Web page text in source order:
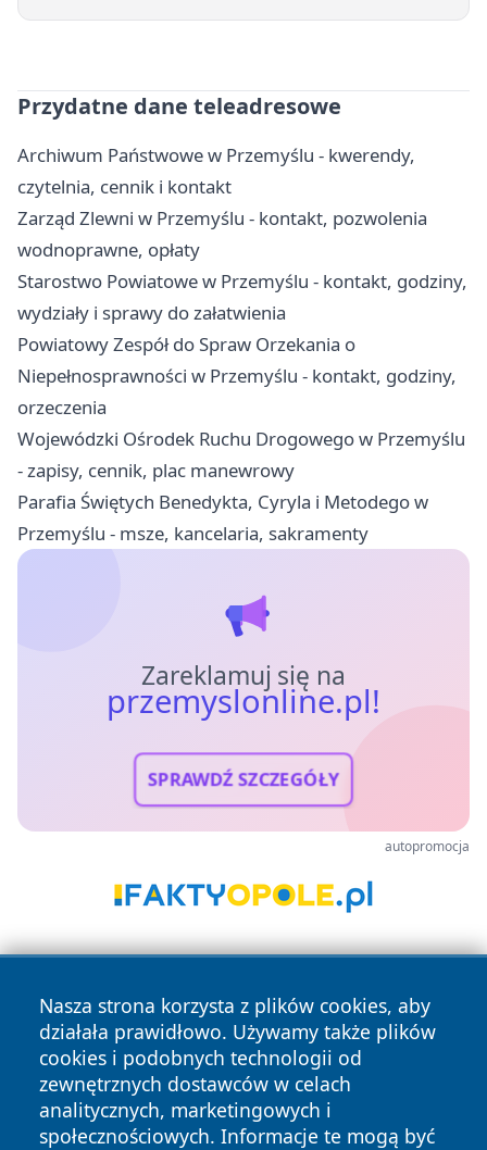
Przydatne dane teleadresowe
Archiwum Państwowe w Przemyślu - kwerendy,
czytelnia, cennik i kontakt
Zarząd Zlewni w Przemyślu - kontakt, pozwolenia
wodnoprawne, opłaty
Starostwo Powiatowe w Przemyślu - kontakt, godziny,
wydziały i sprawy do załatwienia
Powiatowy Zespół do Spraw Orzekania o
Niepełnosprawności w Przemyślu - kontakt, godziny,
orzeczenia
Wojewódzki Ośrodek Ruchu Drogowego w Przemyślu
- zapisy, cennik, plac manewrowy
Parafia Świętych Benedykta, Cyryla i Metodego w
Przemyślu - msze, kancelaria, sakramenty
Zareklamuj się na
przemyslonline.pl!
SPRAWDŹ SZCZEGÓŁY
autopromocja
Nasza strona korzysta z plików cookies, aby
działała prawidłowo. Używamy także plików
cookies i podobnych technologii od
zewnętrznych dostawców w celach
analitycznych, marketingowych i
społecznościowych. Informacje te mogą być
Copyright © 2026 przemyslonline.pl Wszystkie prawa
zastrzeżone.